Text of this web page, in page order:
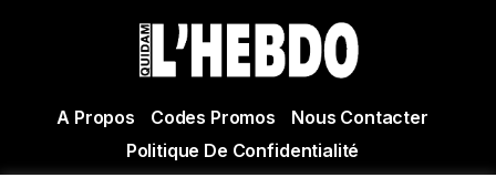
A Propos Codes Promos
Nous Contacter
Politique De Confidentialité